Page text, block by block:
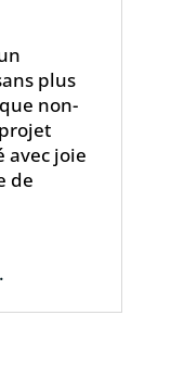
plus
non-
avec joie
de